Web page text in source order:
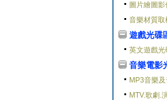
圖片繪圖
音樂材質取
遊戲光碟
英文遊戲光
音樂電影
MP3音樂
MTV.歌劇.